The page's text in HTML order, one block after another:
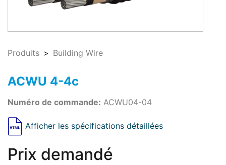
Produits Building Wire
ACWU 4-4c
Numéro de commande: ACWU04-04
Afficher les spécifications détaillées
Prix demandé